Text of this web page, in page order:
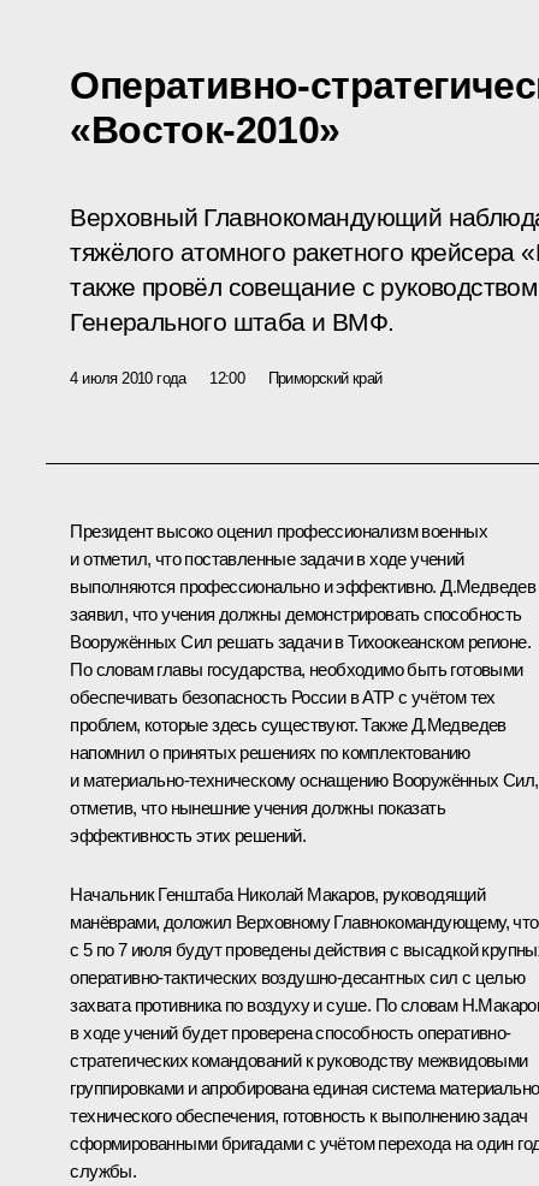
Оперативно-
«Восток-2010»
Верховный Главнокомандующий
тяжёлого атомного ракетного крейсера
также провёл совещание с
Генерального штаба и ВМФ.
4 июля 2010 года 12:00 Приморский край
Президент высоко оценил профессионализм военных
и отметил, что поставленные задачи в ходе учений
выполняются профессионально и эффективно. Д.Медведев
заявил, что учения должны демонстрировать способность
Вооружённых Сил решать задачи в Тихоокеанском регионе.
По словам главы государства, необходимо быть готовыми
обеспечивать безопасность России в АТР с учётом тех
проблем, которые здесь существуют. Также Д.Медведев
напомнил о принятых решениях по комплектованию
и материально-техническому оснащению Вооружённых Сил,
отметив, что нынешние учения должны показать
эффективность этих решений.
Начальник Генштаба Николай Макаров, руководящий
манёврами, доложил Верховному Главнокомандующему, что
с 5 по 7 июля будут проведены действия с высадкой
оперативно-тактических воздушно-десантных сил с целью
захвата противника по воздуху и суше. По словам
в ходе учений будет проверена способность оперативно-
стратегических командований к руководству межвидовыми
группировками и апробирована единая система
технического обеспечения, готовность к выполнению задач
сформированными бригадами с учётом перехода на один
службы.